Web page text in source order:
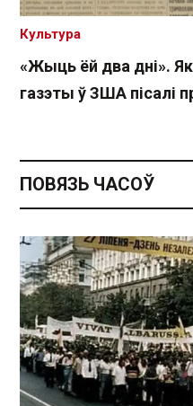
«Жыць ёй два дні». Як
газэты ў ЗША пісалі
Культура
ПОВЯЗЬ ЧАСОЎ